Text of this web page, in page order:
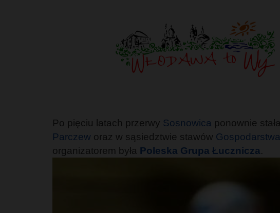
Po pięciu latach przerwy Sosnowica ponownie
Parczew oraz w sąsiedztwie stawów
organizatorem była Poleska Grupa Łucznicza.